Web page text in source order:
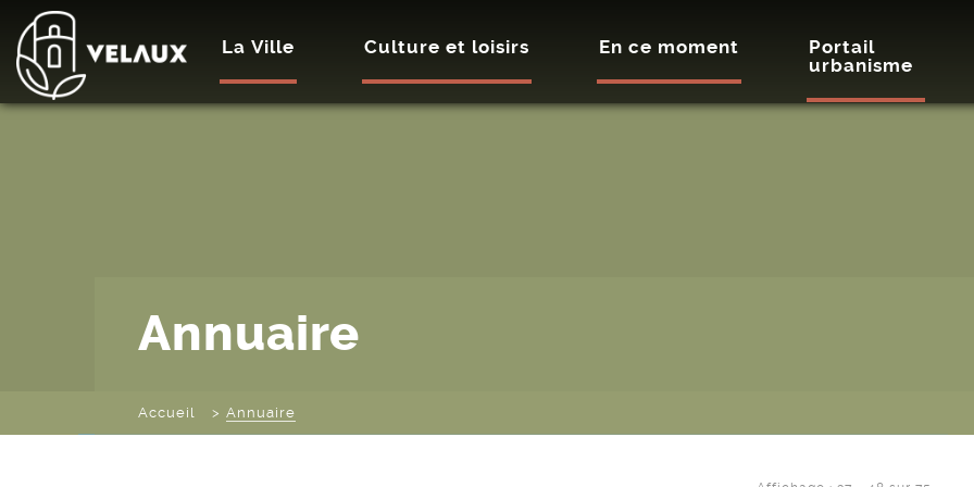
La Ville Culture et loisirs En ce moment
Portail
urbanisme
Annuaire
Accueil Annuaire